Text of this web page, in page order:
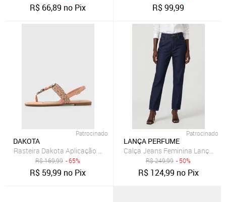
R$ 66,89 no Pix R$99,99
Patrocinado
DAKOTA
Rasteira Dakota Aplicação Coral
R$169,99 - 65%
R$ 59,99 no Pix
Patrocinado
LANÇA PERFUME
Calça Jeans Feminina Lança
R$249,99 - 50%
R$ 124,99 no Pix